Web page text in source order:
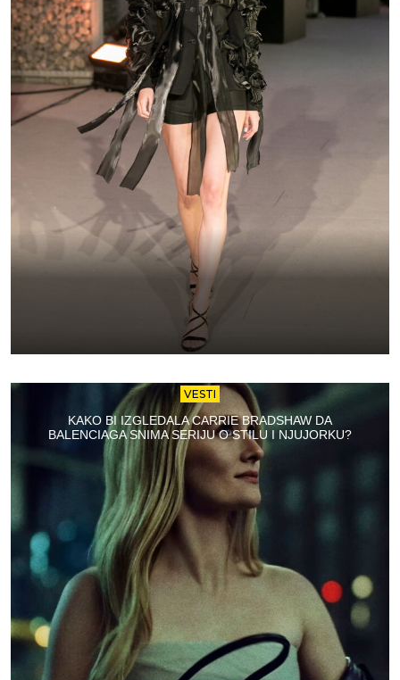
VESTI
KAKO BI IZGLEDALA CARRIE BRADSHAW DA
BALENCIAGA SNIMA SERIJU O STILU I NJUJORKU?